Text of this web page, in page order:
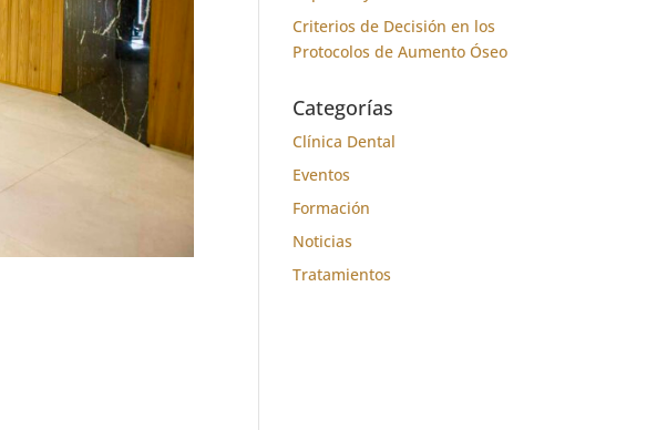
Criterios de Decisión en los
Protocolos de Aumento Óseo
Categorías
Clínica Dental
Eventos
Formación
Noticias
Tratamientos